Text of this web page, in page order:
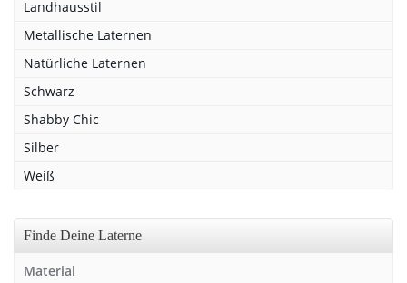
Landhausstil
Metallische Laternen
Natürliche Laternen
Schwarz
Shabby Chic
Silber
Weiß
Finde Deine Laterne
Material